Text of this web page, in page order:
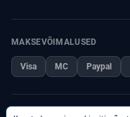
MAKSEVÕIMALUSED
Visa MC Paypal